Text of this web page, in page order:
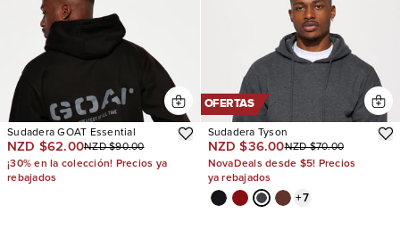
Sudadera GOAT Essential
NZD $62.00NZD $90.00
¡30% en la colección! Precios ya
rebajados
OFERTAS
Sudadera Tyson
NZD $36.00NZD $70.00
NovaDeals desde $5! Precios
ya rebajados
+7